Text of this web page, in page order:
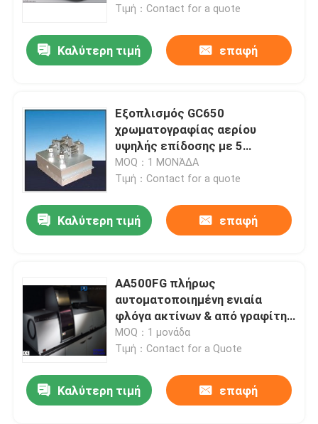
Τιμή：Contact for a quote
Καλύτερη τιμή επαφή
Εξοπλισμός GC650
χρωματογραφίας αερίου
υψηλής επίδοσης με 5
εγχυτήρες δειγμάτων
MOQ：1 ΜΟΝΆΔΑ
Τιμή：Contact for a quote
Καλύτερη τιμή επαφή
AA500FG πλήρως
αυτοματοποιημένη ενιαία
φλόγα ακτίνων & από γραφίτη
Spectrophotometer ατομικής
απορρόφησης
MOQ：1 μονάδα
Τιμή：Contact for a Quote
Καλύτερη τιμή επαφή